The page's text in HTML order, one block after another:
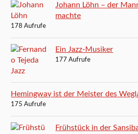
Johann Löhn – der
machte
178 Aufrufe
Ein Jazz-Musiker
177 Aufrufe
Hemingway ist der Meister des
175 Aufrufe
Frühstück in der